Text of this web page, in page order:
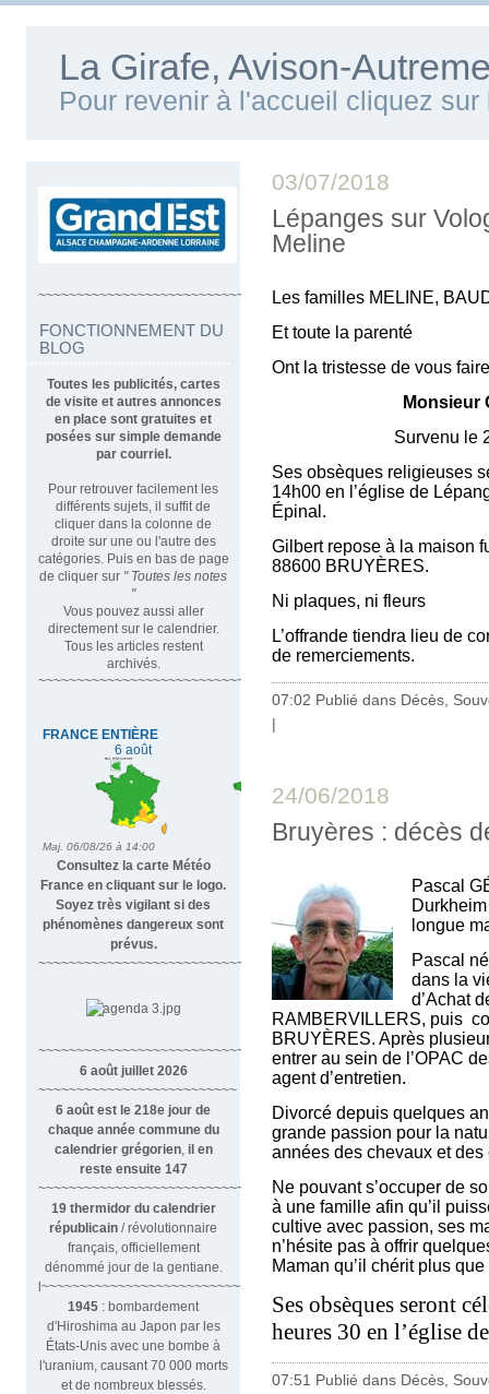
La Girafe, Avison-
Pour revenir à l'accueil cliquez sur
~~~~~~~~~~~~~~~~~~~~~~~~~~~~~~~~~~
FONCTIONNEMENT DU
BLOG
Toutes les publicités, cartes
de visite et autres annonces
en place sont gratuites et
posées sur simple demande
par courriel.
Pour retrouver facilement les
différents sujets, il suffit de
cliquer dans la colonne de
droite sur une ou l'autre des
catégories. Puis en bas de page
de cliquer sur " Toutes les notes
"
Vous pouvez aussi aller
directement sur le calendrier.
Tous les articles restent
archivés.
~~~~~~~~~~~~~~~~~~~~~~~~~~~~~~~~~
Consultez la carte Météo
France en cliquant sur le logo.
Soyez très vigilant si des
phénomènes dangereux sont
prévus.
~~~~~~~~~~~~~~~~~~~~~~~~~~~~
~~~~~~~~~~~~~~~~~~~~~~~~~~~~~~
6 août juillet 2026
~~~~~~~~~~~~~~~~~~~~~~~~~~
6 août est le 218e jour de
chaque année commune du
calendrier grégorien il en
reste ensuite 147
~~~~~~~~~~~~~~~~~~~~~~~~~~~~~~~~
19 thermidor du calendrier
républicain / révolutionnaire
français, officiellement
dénommé jour de la gentiane.
l~~~~~~~~~~~~~~~~~~~~~~~~~~~
1945 : bombardement
d'Hiroshima au Japon par les
États-Unis avec une bombe à
l'uranium, causant 70 000 morts
et de nombreux blessés.
03/07/2018
Lépanges sur
Meline
Les familles MELINE,
Et toute la parenté
Ont la tristesse de vous
Monsieur
Survenu le 2 juillet
Ses obsèques religieuses
14h00 en l’église de
Épinal.
Gilbert repose à la maison
88600 BRUYÈRES.
Ni plaques, ni fleurs
L’offrande tiendra lieu de
de remerciements.
07:02 Publié dans Décès,
|
24/06/2018
Bruyères : décès
Pascal
longue
Pascal
dans la
d’Achat
RAMBERVILLERS, puis
BRUYÈRES. Après
entrer au sein de l’OPAC
agent d’entretien.
Divorcé depuis quelques
grande passion pour la
années des chevaux et des
Ne pouvant s’occuper de
à une famille afin qu’il
cultive avec passion, ses
n’hésite pas à offrir
Maman qu’il chérit plus que
Ses obsèques seront
heures 30 en l’église
07:51 Publié dans Décès,